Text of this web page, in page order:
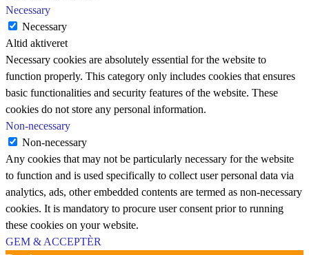
Necessary
Necessary
Altid aktiveret
Necessary cookies are absolutely essential for the website to
function properly. This category only includes cookies that ensures
basic functionalities and security features of the website. These
cookies do not store any personal information.
Non-necessary
Non-necessary
Any cookies that may not be particularly necessary for the website
to function and is used specifically to collect user personal data via
analytics, ads, other embedded contents are termed as non-necessary
cookies. It is mandatory to procure user consent prior to running
these cookies on your website.
GEM & ACCEPTÈR